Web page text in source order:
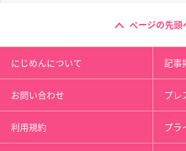
ページの先頭
にじめんについて 記事
お問い合わせ プレ
利用規約 プラ